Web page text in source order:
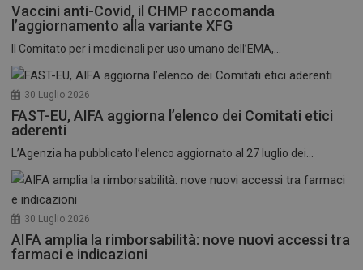
Vaccini anti-Covid, il CHMP raccomanda
l’aggiornamento alla variante XFG
Il Comitato per i medicinali per uso umano dell’EMA,...
30 Luglio 2026
FAST-EU, AIFA aggiorna l’elenco dei Comitati etici
aderenti
L’Agenzia ha pubblicato l’elenco aggiornato al 27 luglio dei...
30 Luglio 2026
AIFA amplia la rimborsabilità: nove nuovi accessi tra
farmaci e indicazioni